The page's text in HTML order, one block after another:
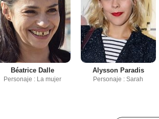
Béatrice Dalle
Personaje : La mujer
Alysson Paradis
Personaje : Sarah